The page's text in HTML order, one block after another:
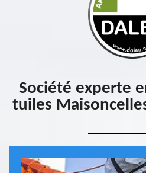
Société experte
tuiles